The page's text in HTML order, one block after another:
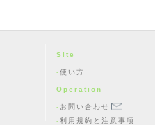
Site
使い方
Operation
お問い合わせ
利用規約と注意事項